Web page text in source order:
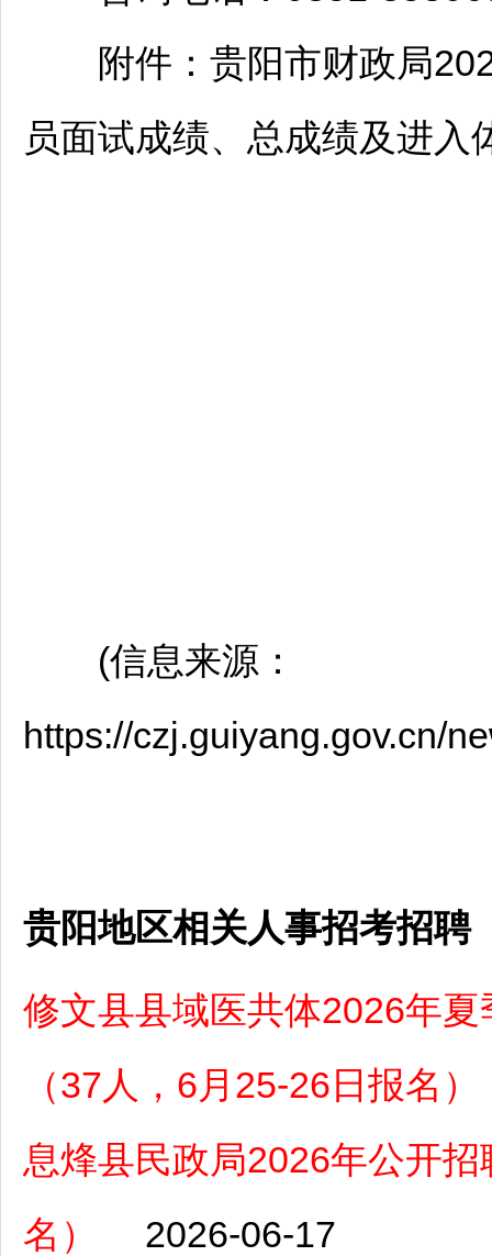
附件： 贵阳市财政局
员面试成绩、总成绩及进入
(信息来源：
https://czj.guiyang.gov.cn/
贵阳地区相关人事招考招聘
修文县县域医共体2026年
（37人，6月25-26日报名）
息烽县民政局2026年公开
名）
2026-06-17